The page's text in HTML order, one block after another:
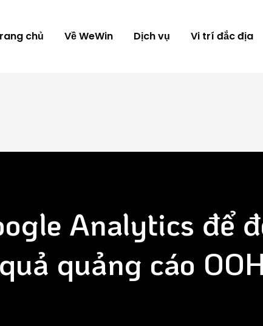
chủ Về WeWin Dịch vụ Vi trí đắc địa
Analytics để
quảng cáo OOH